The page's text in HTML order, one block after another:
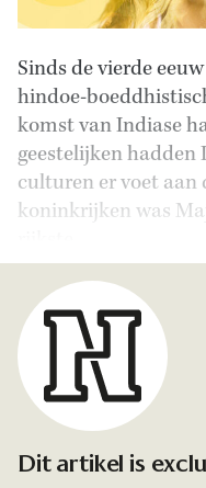
Sinds de vierde
hindoe-
komst van Indiase
geestelijken hadden
culturen er voet aan
koninkrijken was
Dit artikel is